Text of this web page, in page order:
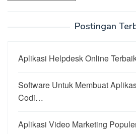
Postingan
Aplikasi Helpdesk Online
Software Untuk Membuat
Codi…
Aplikasi Video Marketing